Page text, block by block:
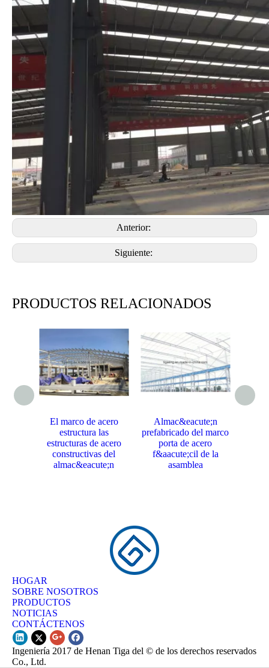
Anterior:
Siguiente:
PRODUCTOS RELACIONADOS
El marco de acero
estructura las
estructuras de acero
constructivas del
almac&eacute;n
Almac&eacute;n
prefabricado del marco
porta de acero
f&aacute;cil de la
asamblea
HOGAR
SOBRE NOSOTROS
PRODUCTOS
NOTICIAS
CONTÁCTENOS
Ingeniería 2017 de Henan Tiga del © de los derechos reservados
Co., Ltd.